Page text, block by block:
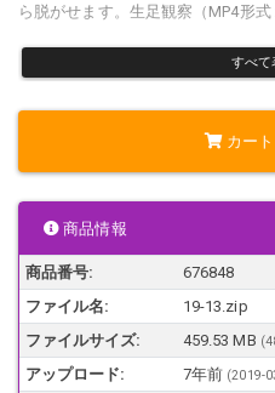
ら脱がせます。生足観察（MP4形式
画質、構図とも素人のものですの
ください！
静止画 5472× 3648程度（17枚）
動画 MP4形式１分５７秒
すべて
カー
商品情報
商品番号:
676848
ファイル名:
19-13.zip
ファイルサイズ:
459.53 MB
アップロード: 7年前 (2019-